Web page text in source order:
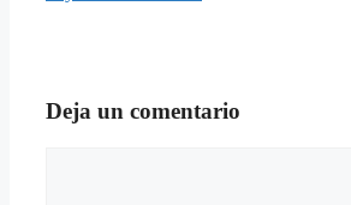
Deja un comentario